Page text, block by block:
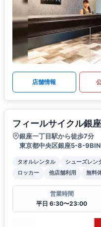
店舗情報
フィールサイクル銀
銀座一丁目駅から徒歩7分
東京都中央区銀座5-8-
タオルレンタル シューズレン
ロッカー
他店舗利用 無料
営業時間
平日 6:30〜23:00